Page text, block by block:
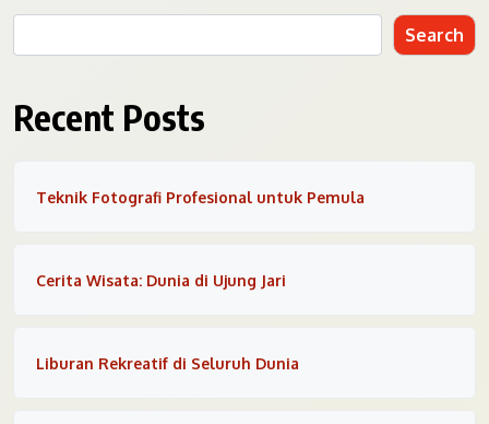
Search
Recent Posts
Teknik Fotografi Profesional untuk Pemula
Cerita Wisata: Dunia di Ujung Jari
Liburan Rekreatif di Seluruh Dunia